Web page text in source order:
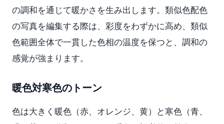
の調和を通じて暖かさを生み出します。類似色配色
の写真を編集する際は、彩度をわずかに高め、類似
色範囲全体で一貫した色相の温度を保つと、調和の
感覚が強まります。
暖色対寒色のトーン
色は大きく暖色（赤、オレンジ、黄）と寒色（青、